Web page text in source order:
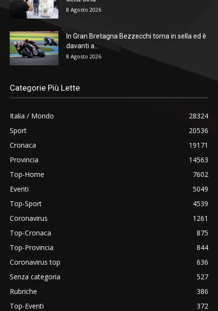
8 Agosto 2026
In Gran Bretagna Bezzecchi torna in sella ed è
davanti a...
8 Agosto 2026
Categorie Più Lette
Italia / Mondo
28324
Sport
20536
Cronaca
19171
Provincia
14563
Top-Home
7602
Eventi
5049
Top-Sport
4539
Coronavirus
1261
Top-Cronaca
875
Top-Provincia
844
Coronavirus top
636
Senza categoria
527
Rubriche
386
Top-Eventi
372